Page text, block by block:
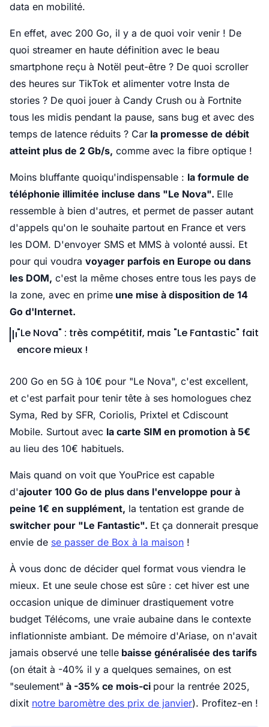
data en mobilité.
En effet, avec 200 Go, il y a de quoi voir venir ! De
quoi streamer en haute définition avec le beau
smartphone reçu à Notël peut-être ? De quoi scroller
des heures sur TikTok et alimenter votre Insta de
stories ? De quoi jouer à Candy Crush ou à Fortnite
tous les midis pendant la pause, sans bug et avec des
temps de latence réduits ? Car la promesse de débit
atteint plus de 2 Gb/s, comme avec la fibre optique !
Moins bluffante quoiqu'indispensable : la formule de
téléphonie illimitée incluse dans "Le Nova". Elle
ressemble à bien d'autres, et permet de passer autant
d'appels qu'on le souhaite partout en France et vers
les DOM. D'envoyer SMS et MMS à volonté aussi. Et
pour qui voudra voyager parfois en Europe ou dans
les DOM, c'est la même choses entre tous les pays de
la zone, avec en prime une mise à disposition de 14
Go d'Internet.
"Le Nova" : très compétitif, mais "Le Fantastic" fait
encore mieux !
200 Go en 5G à 10€ pour "Le Nova", c'est excellent,
et c'est parfait pour tenir tête à ses homologues chez
Syma, Red by SFR, Coriolis, Prixtel et Cdiscount
Mobile. Surtout avec la carte SIM en promotion à 5€
au lieu des 10€ habituels.
Mais quand on voit que YouPrice est capable
d'ajouter 100 Go de plus dans l'enveloppe pour à
peine 1€ en supplément, la tentation est grande de
switcher pour "Le Fantastic". Et ça donnerait presque
envie de se passer de Box à la maison !
À vous donc de décider quel format vous viendra le
mieux. Et une seule chose est sûre : cet hiver est une
occasion unique de diminuer drastiquement votre
budget Télécoms, une vraie aubaine dans le contexte
inflationniste ambiant. De mémoire d'Ariase, on n'avait
jamais observé une telle baisse généralisée des tarifs
(on était à -40% il y a quelques semaines, on est
"seulement" à -35% ce mois-ci pour la rentrée 2025,
dixit notre baromètre des prix de janvier). Profitez-en !